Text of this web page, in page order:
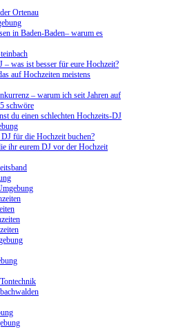
Ortenau
in Baden-Baden– warum es
was ist besser für eure Hochzeit?
auf Hochzeiten meistens
– warum ich seit Jahren auf
schwöre
du einen schlechten Hochzeits-DJ
für die Hochzeit buchen?
ihr eurem DJ vor der Hochzeit